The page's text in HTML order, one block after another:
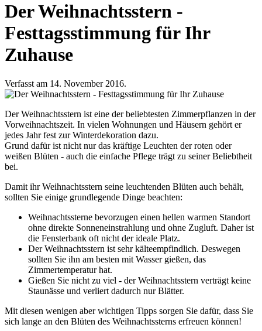
Der Weihnachtsstern -
Festtagsstimmung für Ihr
Zuhause
Verfasst am 14. November 2016.
Der Weihnachtsstern ist eine der beliebtesten Zimmerpflanzen in der
Vorweihnachtszeit. In vielen Wohnungen und Häusern gehört er
jedes Jahr fest zur Winterdekoration dazu.
Grund dafür ist nicht nur das kräftige Leuchten der roten oder
weißen Blüten - auch die einfache Pflege trägt zu seiner Beliebtheit
bei.
Damit ihr Weihnachtsstern seine leuchtenden Blüten auch behält,
sollten Sie einige grundlegende Dinge beachten:
Weihnachtssterne bevorzugen einen hellen warmen Standort
ohne direkte Sonneneinstrahlung und ohne Zugluft. Daher ist
die Fensterbank oft nicht der ideale Platz.
Der Weihnachtsstern ist sehr kälteempfindlich. Deswegen
sollten Sie ihn am besten mit Wasser gießen, das
Zimmertemperatur hat.
Gießen Sie nicht zu viel - der Weihnachtsstern verträgt keine
Staunässe und verliert dadurch nur Blätter.
Mit diesen wenigen aber wichtigen Tipps sorgen Sie dafür, dass Sie
sich lange an den Blüten des Weihnachtssterns erfreuen können!